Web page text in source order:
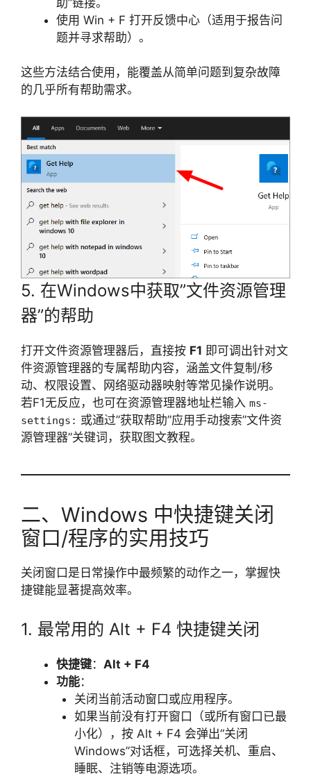
使用 Win + F 打开反馈中心（适用于报告问
题并寻求帮助）。
这些方法结合使用，能覆盖从简单问题到复杂故障
的几乎所有帮助需求。
5. 在Windows中获取”文件资源管理
器”的帮助
打开文件资源管理器后，直接按 F1 即可调出针对文
件资源管理器的专属帮助内容，涵盖文件复制/移
动、权限设置、网络驱动器映射等常见操作说明。
若F1无反应，也可在资源管理器地址栏输入 ms-
settings: 或通过”获取帮助”应用手动搜索”文件资
源管理器”关键词，获取图文教程。
二、Windows 中快捷键关闭
窗口/程序的实用技巧
关闭窗口是日常操作中最频繁的动作之一，掌握快
捷键能显著提高效率。
1. 最常用的 Alt + F4 快捷键关闭
快捷键： Alt + F4
功能：
关闭当前活动窗口或应用程序。
如果当前没有打开窗口（或所有窗口已最
小化），按 Alt + F4 会弹出“关闭
Windows”对话框，可选择关机、重启、
睡眠、注销等电源选项。